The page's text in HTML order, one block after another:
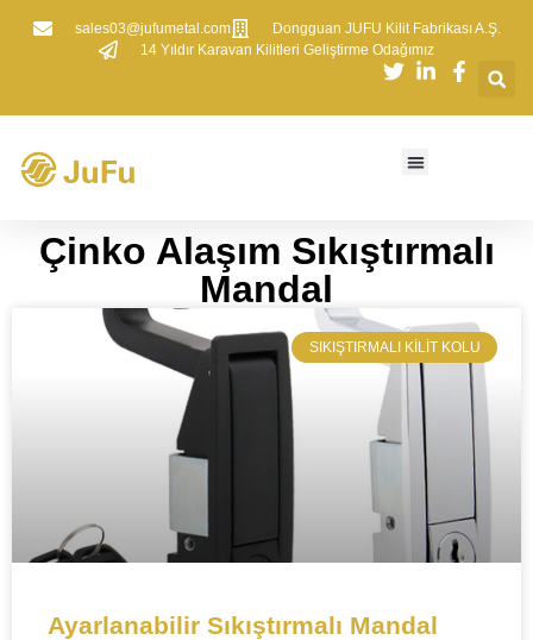
sales03@jufumetal.com
​Dongguan JUFU Kilit Fabrikası A.Ş.
​14 Yıldır Karavan Kilitleri Geliştirme Odağımız
Çinko Alaşım Sıkıştırmalı
Mandal
SIKIŞTIRMALI KILIT KOLU​
Ayarlanabilir Sıkıştırmalı Mandal